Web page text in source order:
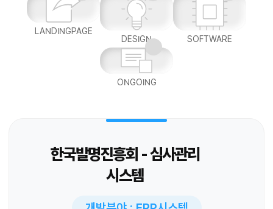
LANDINGPAGE
DESIGN
SOFTWARE
ONGOING
한국발명진흥회 - 심사관리
시스템